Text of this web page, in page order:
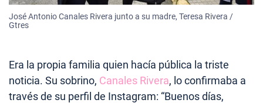
José Antonio Canales Rivera junto a su madre, Teresa Rivera /
Gtres
Era la propia familia quien hacía pública la triste
noticia. Su sobrino, Canales Rivera, lo confirmaba a
través de su perfil de Instagram: “Buenos días,